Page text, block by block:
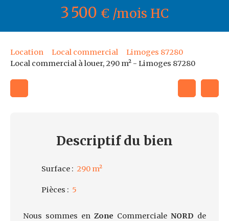
3 500 € /mois HC
Location Local commercial
Limoges 87280
Local commercial à louer, 290 m² - Limoges 87280
Descriptifdu bien
Surface : 290 m²
Pièces : 5
Nous sommes en Zone Commerciale NORD de